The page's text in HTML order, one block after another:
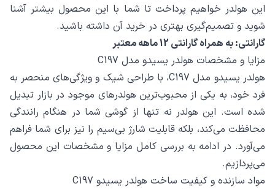
این هولدر خواهیم پرداخت تا شما با این محصول بیشتر آشنا
شوید و تصمیم‌گیری بهتری در خرید آن داشته باشید.
گارانتی: به همراه گارانتی 12 ماهه معتبر
مزایا و مشخصات هولدر یسیدو مدل C197
هولدر یسیدو مدل C197، با طراحی شیک و ویژگی‌های منحصر به
فرد خود، به یکی از محبوب‌ترین هولدرهای موجود در بازار تبدیل
شده است. این هولدر نه تنها از گوشی شما در هنگام رانندگی
محافظت می‌کند، بلکه قابلیت شارژ بی‌سیم را نیز برای شما فراهم
می‌آورد. در ادامه به بررسی کامل مزایا و مشخصات این محصول
می‌پردازیم.
مواد سازنده و کیفیت ساخت هولدر یسیدو C197